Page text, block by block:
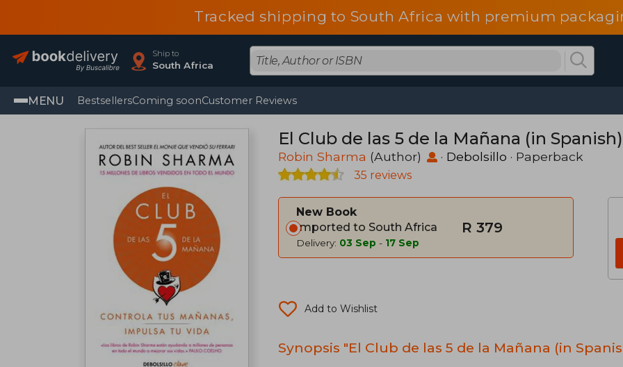
Tracked shipping to South Africa with premium
Ship to
South Africa
MENU BestsellersComing soonCustomer Reviews
El Club de las 5 de la Mañana (in Spanish)
Robin Sharma (Author) · Debolsillo · Paperback
35 reviews
New Book
Imported to South Africa
Delivery: 03 Sep - 17 Sep
R 379
Add to Wishlist
Synopsis "El Club de las 5 de la Mañana (in